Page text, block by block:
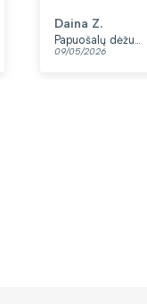
Daina Z.
09/05/2026